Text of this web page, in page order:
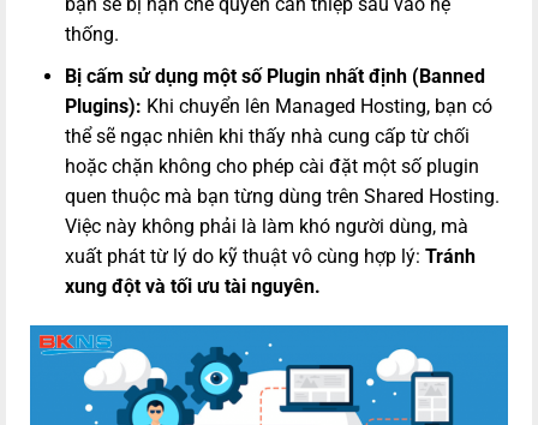
thống.
Bị cấm sử dụng một số Plugin nhất định (Banned
Plugins): Khi chuyển lên Managed Hosting, bạn có
thể sẽ ngạc nhiên khi thấy nhà cung cấp từ chối
hoặc chặn không cho phép cài đặt một số plugin
quen thuộc mà bạn từng dùng trên Shared Hosting.
Việc này không phải là làm khó người dùng, mà
xuất phát từ lý do kỹ thuật vô cùng hợp lý: Tránh
xung đột và tối ưu tài nguyên.